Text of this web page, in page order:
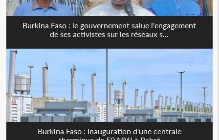
Burkina Faso : le gouvernement salue l'engagement
de ses activistes sur les réseaux s...
Burkina Faso : Inauguration d'une centrale